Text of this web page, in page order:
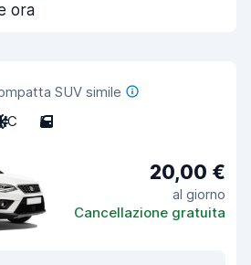
ora
SUV simile
C 5
20,00 €
al giorno
Cancellazione gratuita